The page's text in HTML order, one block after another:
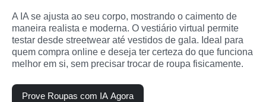
A IA se ajusta ao seu corpo, mostrando o caimento de
maneira realista e moderna. O vestiário virtual permite
testar desde streetwear até vestidos de gala. Ideal para
quem compra online e deseja ter certeza do que funciona
melhor em si, sem precisar trocar de roupa fisicamente.
Prove Roupas com IA Agora